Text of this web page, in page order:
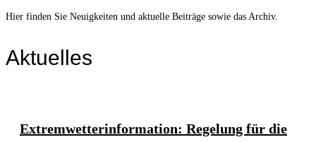
Hier finden Sie Neuigkeiten und aktuelle Beiträge sowie das Archiv.
Aktuelles
Extremwetterinformation: Regelung für die